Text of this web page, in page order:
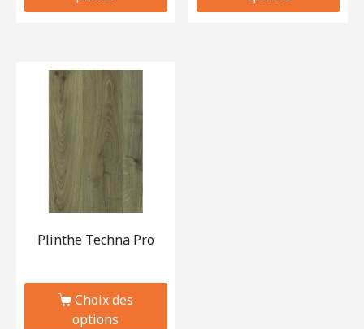
Plinthe Techna Pro
Choix des
options